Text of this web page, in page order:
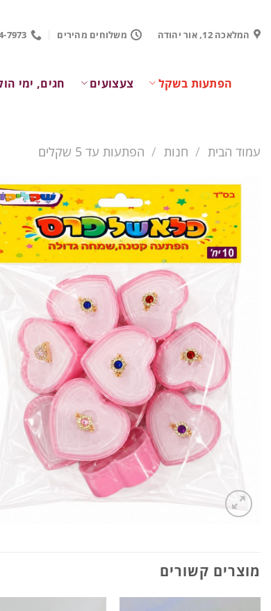
contentהמלאכה 12, אור יהודה משלוחים מהירים 7973
הפתעות בשקל צעצועים חגים, ימי
עמוד הבית / חנות / הפתעות עד 5 שקלים
מוצרים קשורים